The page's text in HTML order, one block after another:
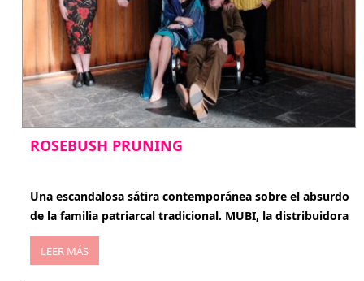
ROSEBUSH PRUNING
Una escandalosa sátira contemporánea sobre el absurdo
de la familia patriarcal tradicional. MUBI, la distribuidora
LEER MÁS